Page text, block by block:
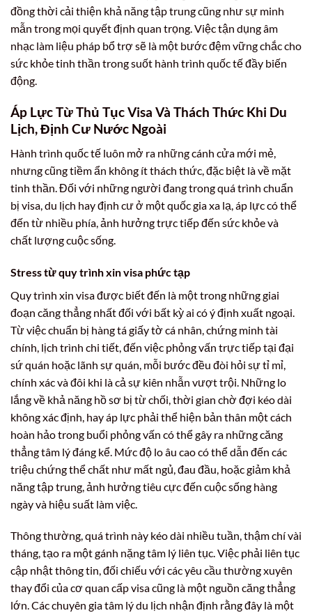
đồng thời cải thiện khả năng tập trung cũng như sự minh
mẫn trong mọi quyết định quan trọng. Việc tận dụng âm
nhạc làm liệu pháp bổ trợ sẽ là một bước đệm vững chắc cho
sức khỏe tinh thần trong suốt hành trình quốc tế đầy biến
động.
Áp Lực Từ Thủ Tục Visa Và Thách Thức Khi Du
Lịch, Định Cư Nước Ngoài
Hành trình quốc tế luôn mở ra những cánh cửa mới mẻ,
nhưng cũng tiềm ẩn không ít thách thức, đặc biệt là về mặt
tinh thần. Đối với những người đang trong quá trình chuẩn
bị visa, du lịch hay định cư ở một quốc gia xa lạ, áp lực có thể
đến từ nhiều phía, ảnh hưởng trực tiếp đến sức khỏe và
chất lượng cuộc sống.
Stress từ quy trình xin visa phức tạp
Quy trình xin visa được biết đến là một trong những giai
đoạn căng thẳng nhất đối với bất kỳ ai có ý định xuất ngoại.
Từ việc chuẩn bị hàng tá giấy tờ cá nhân, chứng minh tài
chính, lịch trình chi tiết, đến việc phỏng vấn trực tiếp tại đại
sứ quán hoặc lãnh sự quán, mỗi bước đều đòi hỏi sự tỉ mỉ,
chính xác và đôi khi là cả sự kiên nhẫn vượt trội. Những lo
lắng về khả năng hồ sơ bị từ chối, thời gian chờ đợi kéo dài
không xác định, hay áp lực phải thể hiện bản thân một cách
hoàn hảo trong buổi phỏng vấn có thể gây ra những căng
thẳng tâm lý đáng kể. Mức độ lo âu cao có thể dẫn đến các
triệu chứng thể chất như mất ngủ, đau đầu, hoặc giảm khả
năng tập trung, ảnh hưởng tiêu cực đến cuộc sống hàng
ngày và hiệu suất làm việc.
Thông thường, quá trình này kéo dài nhiều tuần, thậm chí vài
tháng, tạo ra một gánh nặng tâm lý liên tục. Việc phải liên tục
cập nhật thông tin, đối chiếu với các yêu cầu thường xuyên
thay đổi của cơ quan cấp visa cũng là một nguồn căng thẳng
lớn. Các chuyên gia tâm lý du lịch nhận định rằng đây là một